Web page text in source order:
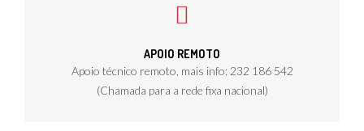
APOIO REMOTO
Apoio técnico remoto, mais info: 232 186 542
(Chamada para a rede fixa nacional)